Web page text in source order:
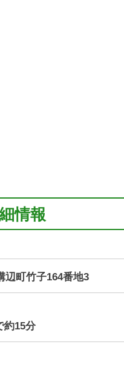
情報
辺町竹子164番地3
約15分